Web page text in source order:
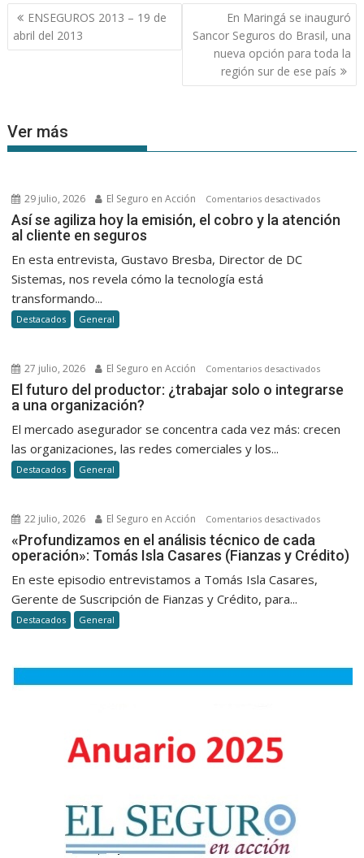
Navegación
de
entradas
ENSEGUROS 2013 – 19 de
abril del 2013
En Maringá se inauguró
Sancor Seguros do Brasil, una
nueva opción para toda la
región sur de ese país
Ver más
29 julio, 2026 El Seguro en Acción Comentarios desactivadosen
Así
atención
cliente
Así se agiliza hoy la emisión, el cobro y la atención
al cliente en seguros
En esta entrevista, Gustavo Bresba, Director de DC
Sistemas, nos revela cómo la tecnología está
transformando...
Destacados General
27 julio, 2026 El Seguro en Acción Comentarios desactivadosen
El
una
El futuro del productor: ¿trabajar solo o integrarse
a una organización?
El mercado asegurador se concentra cada vez más: crecen
las organizaciones, las redes comerciales y los...
Destacados General
22 julio, 2026 El Seguro en Acción Comentarios desactivadosen
en
«Profundizamos en el análisis técnico de cada
operación»: Tomás Isla Casares (Fianzas y Crédito)
En este episodio entrevistamos a Tomás Isla Casares,
Gerente de Suscripción de Fianzas y Crédito, para...
Destacados General